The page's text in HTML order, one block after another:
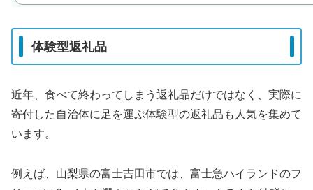
体験型返礼品
近年、食べて終わってしまう返礼品だけではなく、実際に
寄付した自治体に足を運ぶ体験型の返礼品も人気を集めて
います。
例えば、山梨県の富士吉田市では、富士急ハイランドのフ